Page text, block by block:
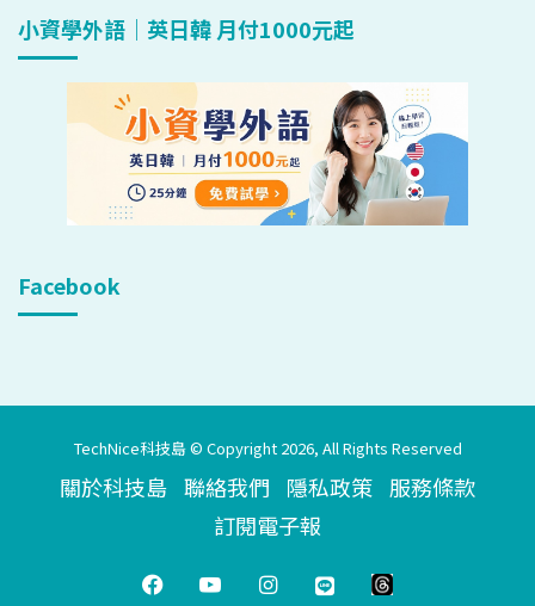
小資學外語｜英日韓 月付1000元起
Facebook
TechNice科技島 © Copyright 2026, All Rights Reserved
關於科技島 聯絡我們 隱私政策 服務條款
訂閱電子報